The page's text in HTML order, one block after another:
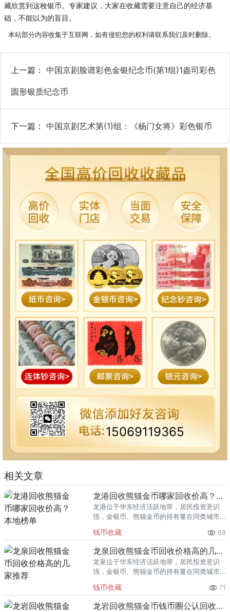
藏欣赏到这枚银币。专家建议，大家在收藏需要注意自己的经济基
础，不能以为的盲目。
本站部分内容收集于互联网，如有侵犯您的权利请联系我们及时删除。
上一篇： 中国京剧脸谱彩色金银纪念币(第1组)1盎司彩色
圆形银质纪念币
下一篇： 中国京剧艺术第(1)组：《杨门女将》彩色银币
15069119365
相关文章
龙港回收熊猫金币哪家回收价高？本地榜单
龙港位于华东经济活跃地带，居民投资意识
强，金银币、熊猫金币的持有量在同类城市
熊猫金币的需求就明显升温，但鱼龙混杂的
回收渠道里，能精准识别版别溢
钱币收藏 68
龙泉回收熊猫金币回收价格高的几家推荐
龙泉位于华东经济活跃地带，居民投资意识
强，金银币、熊猫金币的持有量在同类城市
熊猫金币的需求就明显升温，但鱼龙混杂的
回收渠道里，能精准识别版别溢
钱币收藏 71
龙岩回收熊猫金币钱币圈公认回收渠道排行